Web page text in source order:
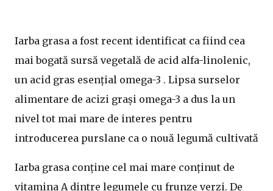
Iarba grasa a fost recent identificat ca fiind cea
mai bogată sursă vegetală de acid alfa-linolenic,
un acid gras esențial omega-3 . Lipsa surselor
alimentare de acizi grași omega-3 a dus la un
nivel tot mai mare de interes pentru
introducerea purslane ca o nouă legumă cultivată
Iarba grasa conține cel mai mare conținut de
vitamina A dintre legumele cu frunze verzi. De